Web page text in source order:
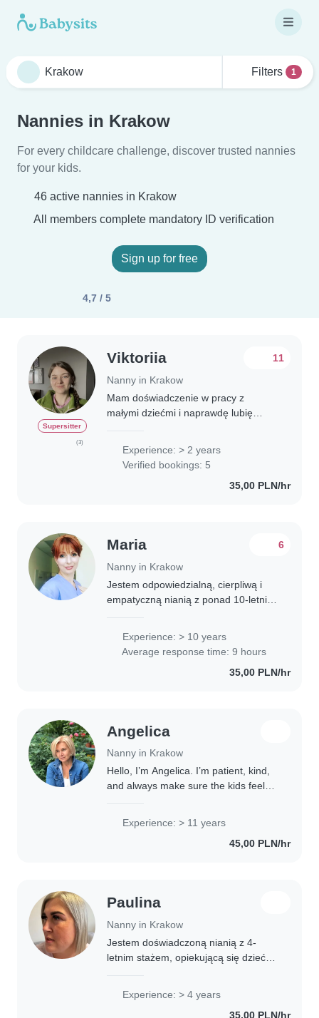
Filters 1
Nannies in Krakow
For every childcare challenge, discover trusted nannies
for your kids.
46 active nannies in Krakow
All members complete mandatory ID verification
Sign up for free
4,7 / 5
Supersitter
(3)
Viktoriia
Nanny in Krakow
11
Mam doświadczenie w pracy z
małymi dziećmi i naprawdę lubię
niania z dziećmi w wieku 2–4 lat, a
także opiekowałam się..
Experience: > 2 years
Verified bookings: 5
35,00 PLN/hr
Maria
Nanny in Krakow
6
Jestem odpowiedzialną, cierpliwą i
empatyczną nianią z ponad 10-letnim
przedszkolny. Mogę zaoferować
Państwu profesjonalną..
Experience: > 10 years
Average response time: 9 hours
35,00 PLN/hr
Angelica
Nanny in Krakow
Hello, I’m Angelica. I’m patient, kind,
and always make sure the kids feel
helping out with homework
Experience: > 11 years
45,00 PLN/hr
Paulina
Nanny in Krakow
Jestem doświadczoną nianią z 4-
letnim stażem, opiekującą się dziećmi
muzykę i zabawę z dziećmi. Jestem
Experience: > 4 years
35,00 PLN/hr